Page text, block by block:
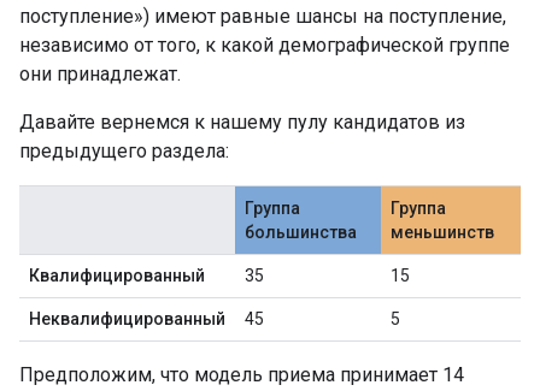
поступление») имеют равные шансы на поступление,
независимо от того, к какой демографической группе
они принадлежат.
Давайте вернемся к нашему пулу кандидатов из
предыдущего раздела:
Группа
большинства
Группа
меньшинств
Квалифицированный 35 15
Неквалифицированный 45 5
Предположим, что модель приема принимает 14